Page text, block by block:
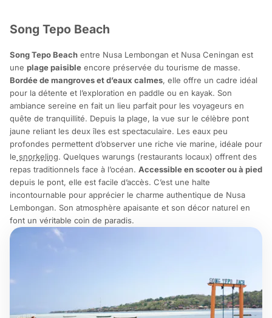
Song Tepo Beach
Song Tepo Beach entre Nusa Lembongan et Nusa Ceningan est
une plage paisible encore préservée du tourisme de masse.
Bordée de mangroves et d’eaux calmes, elle offre un cadre idéal
pour la détente et l’exploration en paddle ou en kayak. Son
ambiance sereine en fait un lieu parfait pour les voyageurs en
quête de tranquillité. Depuis la plage, la vue sur le célèbre pont
jaune reliant les deux îles est spectaculaire. Les eaux peu
profondes permettent d’observer une riche vie marine, idéale pour
le snorkeling. Quelques warungs (restaurants locaux) offrent des
repas traditionnels face à l’océan. Accessible en scooter ou à pied
depuis le pont, elle est facile d’accès. C’est une halte
incontournable pour apprécier le charme authentique de Nusa
Lembongan. Son atmosphère apaisante et son décor naturel en
font un véritable coin de paradis.